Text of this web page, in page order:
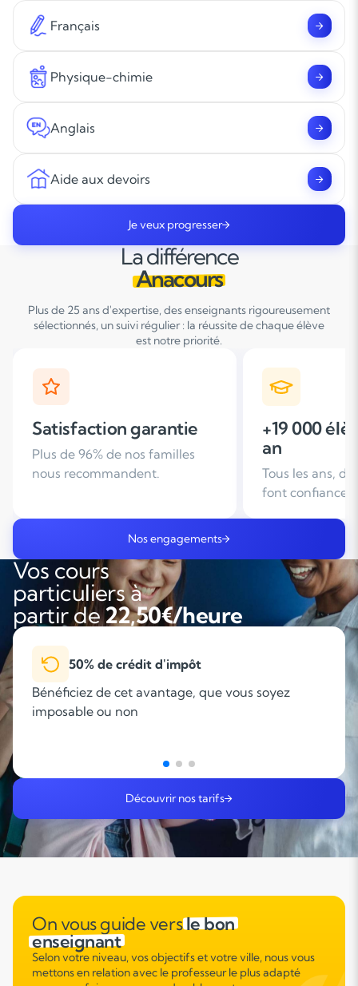
Français
Physique-chimie
Anglais
Aide aux devoirs
Je veux progresser
La différence
Anacours
Plus de 25 ans d'expertise, des enseignants rigoureusement
sélectionnés, un suivi régulier : la réussite de chaque élève
est notre priorité.
+19 000 élèves suivis /
an
Tous les ans, des familles nous
+ de 25 ans
Leader du
domicile en
Nos engagements
Vos cours
particuliers à
partir de22,50€/heure
50% de crédit d'impôt
Bénéficiez de cet avantage, que vous soyez
imposable ou non
Découvrir nos tarifs
On vous guide versle bon
enseignant
Selon votre niveau, vos objectifs et votre ville, nous vous
mettons en relation avec le professeur le plus adapté